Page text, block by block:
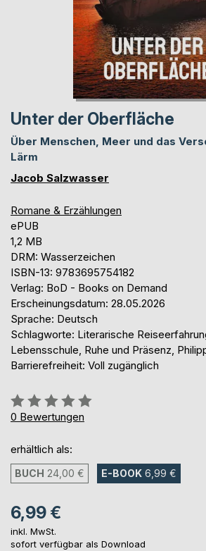
Unter der Oberfläche
Über Menschen, Meer und das
Lärm
Jacob Salzwasser
Romane & Erzählungen
ePUB
1,2 MB
DRM: Wasserzeichen
ISBN-13: 9783695754182
Verlag: BoD - Books on Demand
Erscheinungsdatum: 28.05.2026
Sprache: Deutsch
Schlagworte: Literarische
Lebensschule, Ruhe und Präsenz,
Barrierefreiheit: Voll zugänglich
Bewertung::
0%
0 Bewertungen
erhältlich als:
BUCH 24,00 € E-BOOK 6,99 €
6,99 €
inkl. MwSt.
sofort verfügbar als Download